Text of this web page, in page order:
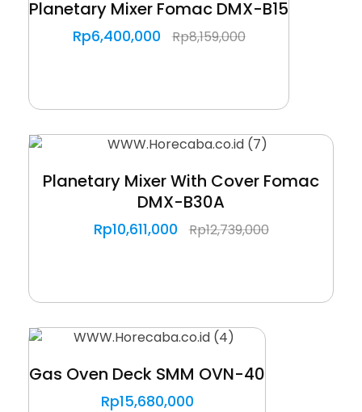
Planetary Mixer Fomac DMX-B15
Rp6,400,000 Rp8,159,000
Planetary Mixer With Cover Fomac
DMX-B30A
Rp10,611,000 Rp12,739,000
Gas Oven Deck SMM OVN-40
Rp15,680,000